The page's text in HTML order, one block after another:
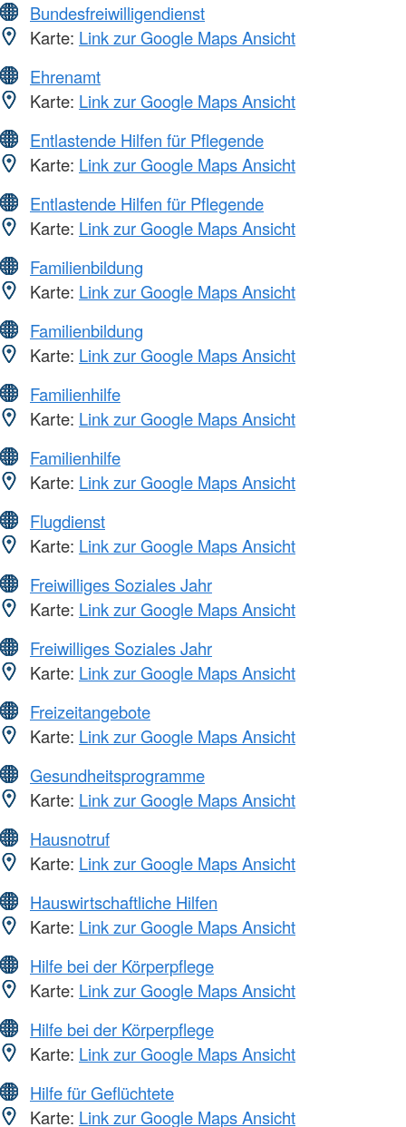
Bundesfreiwilligendienst
Karte: Link zur Google Maps Ansicht
Ehrenamt
Karte: Link zur Google Maps Ansicht
Entlastende Hilfen für Pflegende
Karte: Link zur Google Maps Ansicht
Entlastende Hilfen für Pflegende
Karte: Link zur Google Maps Ansicht
Familienbildung
Karte: Link zur Google Maps Ansicht
Familienbildung
Karte: Link zur Google Maps Ansicht
Familienhilfe
Karte: Link zur Google Maps Ansicht
Familienhilfe
Karte: Link zur Google Maps Ansicht
Flugdienst
Karte: Link zur Google Maps Ansicht
Freiwilliges Soziales Jahr
Karte: Link zur Google Maps Ansicht
Freiwilliges Soziales Jahr
Karte: Link zur Google Maps Ansicht
Freizeitangebote
Karte: Link zur Google Maps Ansicht
Gesundheitsprogramme
Karte: Link zur Google Maps Ansicht
Hausnotruf
Karte: Link zur Google Maps Ansicht
Hauswirtschaftliche Hilfen
Karte: Link zur Google Maps Ansicht
Hilfe bei der Körperpflege
Karte: Link zur Google Maps Ansicht
Hilfe bei der Körperpflege
Karte: Link zur Google Maps Ansicht
Hilfe für Geflüchtete
Karte: Link zur Google Maps Ansicht